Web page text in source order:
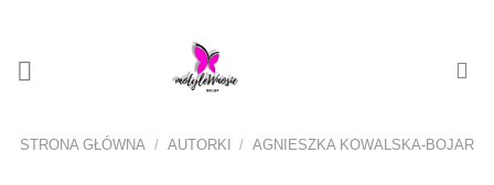
zawartości
STRONA GŁÓWNA / AUTORKI / AGNIESZKA KOWALSKA-BOJAR